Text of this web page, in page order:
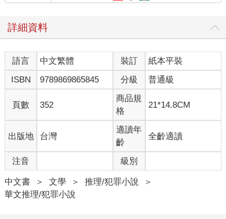
詳細資料
語言 中文繁體 裝訂
紙本平裝
ISBN
9789869865845 分級 普通級
頁數 352
商品規
格
21*14.8CM
出版地 台灣
適讀年
齡
全齡適讀
注音 級別
中文書 ＞ 文學 ＞ 推理/犯罪小說
＞
華文推理/犯罪小說